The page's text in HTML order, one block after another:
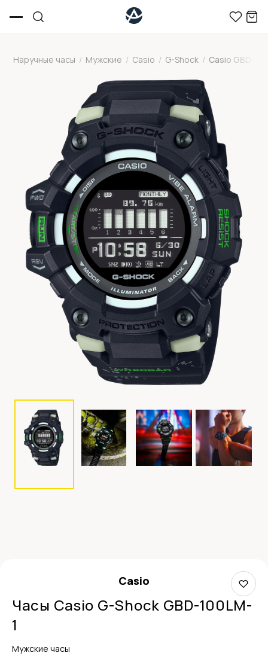
Наручные часы / Мужские / Casio / G-Shock / Casio GBD-
Casio
Часы Casio G-Shock GBD-100LM-
1
Мужские часы